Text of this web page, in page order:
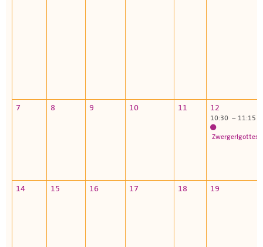
7 8 9 10 11 12
10:30 – 11:15
14 15 16 17 18 19